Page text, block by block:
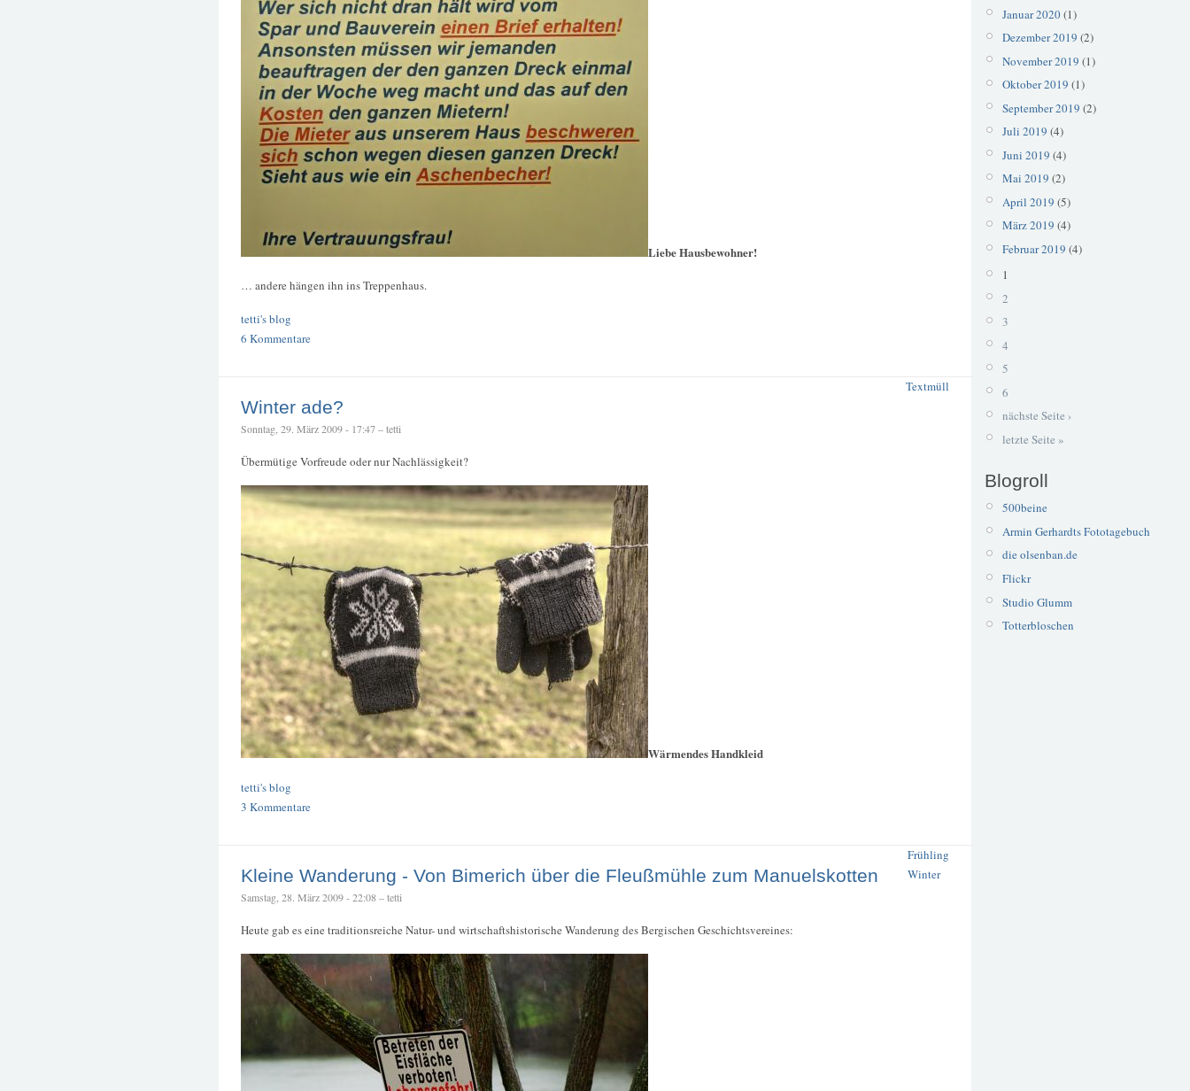
Liebe Hausbewohner!
… andere hängen ihn ins Treppenhaus.
tetti's blog
6 Kommentare
Textmüll
Winter ade?
Sonntag, 29. März 2009 - 17:47 – tetti
Übermütige Vorfreude oder nur Nachlässigkeit?
Wärmendes Handkleid
tetti's blog
3 Kommentare
Frühling
Winter
Kleine Wanderung - Von Bimerich über die Fleußmühle zum Manuelskotten
Samstag, 28. März 2009 - 22:08 – tetti
Heute gab es eine traditionsreiche Natur- und wirtschaftshistorische Wanderung des Bergischen Geschichtsvereines:
Januar 2020(1)
Dezember 2019 (2)
November 2019 (1)
Oktober 2019 (1)
September 2019 (2)
Juli 2019 (4)
Juni 2019 (4)
Mai 2019 (2)
April 2019 (5)
März 2019 (4)
Februar 2019 (4)
1
2
3
4
5
6
nächste Seite ›
letzte Seite »
Blogroll
500beine
Armin Gerhardts Fototagebuch
die olsenban.de
Flickr
Studio Glumm
Totterbloschen